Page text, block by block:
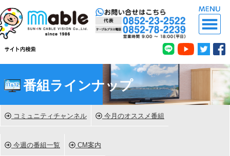
番組ラインナップ
コミュニティチャンネル 今月のオススメ番組
今週の番組一覧 CM案内